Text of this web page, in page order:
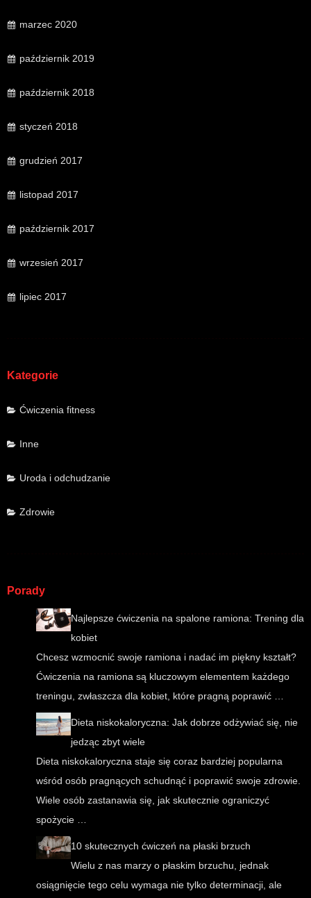
marzec 2020
październik 2019
październik 2018
styczeń 2018
grudzień 2017
listopad 2017
październik 2017
wrzesień 2017
lipiec 2017
Kategorie
Ćwiczenia fitness
Inne
Uroda i odchudzanie
Zdrowie
Porady
Najlepsze ćwiczenia na spalone ramiona: Trening dla
kobiet
Chcesz wzmocnić swoje ramiona i nadać im piękny kształt?
Ćwiczenia na ramiona są kluczowym elementem każdego
treningu, zwłaszcza dla kobiet, które pragną poprawić …
Dieta niskokaloryczna: Jak dobrze odżywiać się, nie
jedząc zbyt wiele
Dieta niskokaloryczna staje się coraz bardziej popularna
wśród osób pragnących schudnąć i poprawić swoje zdrowie.
Wiele osób zastanawia się, jak skutecznie ograniczyć
spożycie …
10 skutecznych ćwiczeń na płaski brzuch
Wielu z nas marzy o płaskim brzuchu, jednak
osiągnięcie tego celu wymaga nie tylko determinacji, ale